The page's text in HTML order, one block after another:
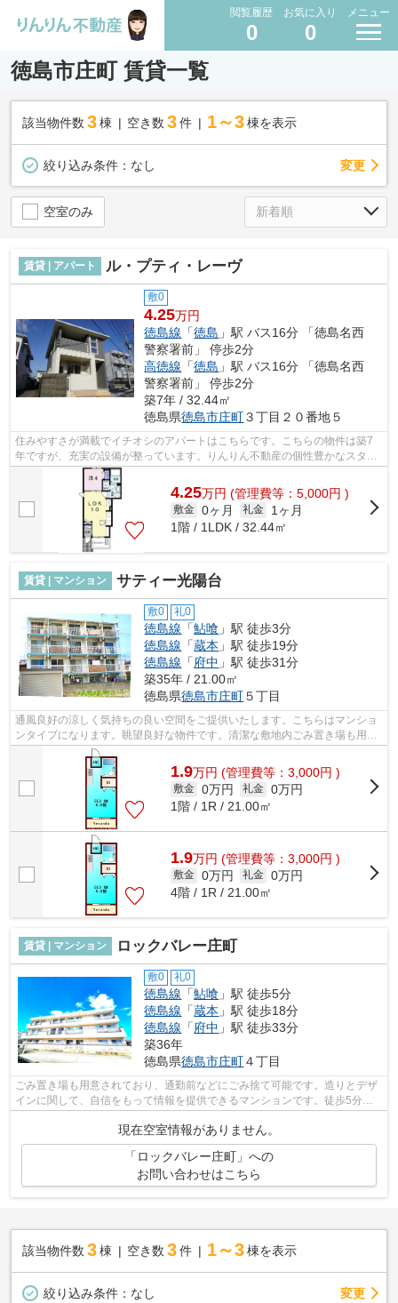
閲覧履歴
0
お気に入り
0
メニュー
徳島市庄町 賃貸一覧
該当物件数 3棟 空き数 3 件 1～3 棟を表示
絞り込み条件： なし 変更
空室のみ
賃貸 | アパート ル・プティ・レーヴ
敷0
4.25万円
徳島線 「徳島 」駅 バス16分 「徳島名西
警察署前」 停歩2分
高徳線 「徳島 」駅 バス16分 「徳島名西
警察署前」 停歩2分
築7年 / 32.44㎡
徳島県徳島市庄町３丁目２０番地５
住みやすさが満載でイチオシのアパートはこちらです。こちらの物件は築7
年ですが、充実の設備が整っています。りんりん不動産の個性豊かなスタッ
フがあなたのお部屋探しを楽しくサポー...
4.25万円 (管理費等：5,000円 )
敷金 0ヶ月 礼金
1ヶ月
1階 / 1LDK / 32.44㎡
賃貸 | マンション サティー光陽台
敷0 礼0
徳島線 「鮎喰 」駅 徒歩3分
徳島線 「蔵本 」駅 徒歩19分
徳島線 「府中 」駅 徒歩31分
築35年 / 21.00㎡
徳島県徳島市庄町５丁目
通風良好の涼しく気持ちの良い空間をご提供いたします。こちらはマンショ
ンタイプになります。眺望良好な物件です。清潔な敷地内ごみ置き場も用意
されております。私達りんりん不動産...
1.9万円 (管理費等：3,000円 )
敷金 0万円 礼金 0万円
1階 / 1R / 21.00㎡
1.9万円 (管理費等：3,000円 )
敷金 0万円 礼金 0万円
4階 / 1R / 21.00㎡
賃貸 | マンション ロックバレー庄町
敷0 礼0
徳島線 「鮎喰 」駅 徒歩5分
徳島線 「蔵本 」駅 徒歩18分
徳島線 「府中 」駅 徒歩33分
築36年
徳島県徳島市庄町４丁目
ごみ置き場も用意されており、通勤前などにごみ捨て可能です。造りとデザ
インに関して、自信をもって情報を提供できるマンションです。徒歩5分に
現在空室情報がありません。
「ロックバレー庄町」への
お問い合わせはこちら
該当物件数 3棟 空き数 3 件 1～3 棟を表示
絞り込み条件： なし 変更